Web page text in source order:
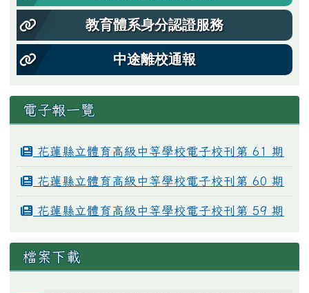
教育體系身分認證服務
中途離校通報
電子報一覽
花蓮縣立體育高級中等學校電子校刊第 61 期
花蓮縣立體育高級中等學校電子校刊第 60 期
花蓮縣立體育高級中等學校電子校刊第 59 期
檔案下載